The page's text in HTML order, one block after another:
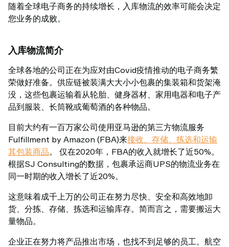
随着全球电子商务的持续增长，入库物流的效率可能会决定
您业务的成败。
入库物流简介
全球各地的公司正在为应对由Covid疫情推动的电子商务繁
荣做好准备。供应链被装满大大小小包裹的集装箱和货架淹
没，这些包裹运输着从轮胎、健身器材、家用电器和电子产
品到服装、长筒靴或葡萄酒的各种物品。
目前大约有一百万家公司使用亚马逊的第三方物流服务
Fulfillment by Amazon (FBA)来接收、存储、拣选和运输
其包装商品。 仅在2020年，FBA的收入就增长了近50%。
根据SJ Consulting的数据，包裹承运商UPS的物流业务在
同一时期的收入增长了近20%。
这意味着成千上万的公司正在努力尽快、安全和高效地卸
货、分拣、存储、拣选和运输库存。简而言之，需要搬运大
量物品。
企业正在努力将产品推出市场，也找不到足够的员工。航空
系
TAWI
什
选
择
TAWI